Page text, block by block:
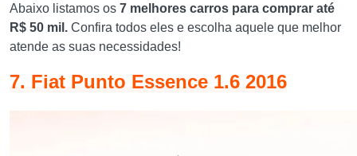
Abaixo listamos os 7 melhores carros para comprar até
R$ 50 mil. Confira todos eles e escolha aquele que melhor
atende as suas necessidades!
7. Fiat Punto Essence 1.6 2016